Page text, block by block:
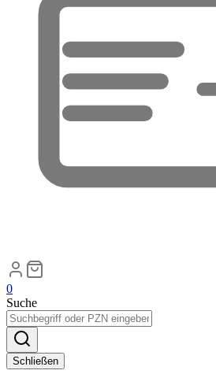
0
Suche
Schließen